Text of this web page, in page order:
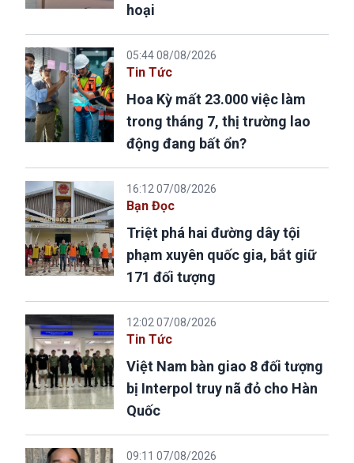
hoại
05:44 08/08/2026
Tin Tức
Hoa Kỳ mất 23.000 việc làm
trong tháng 7, thị trường lao
động đang bất ổn?
16:12 07/08/2026
Bạn Đọc
Triệt phá hai đường dây tội
phạm xuyên quốc gia, bắt giữ
171 đối tượng
12:02 07/08/2026
Tin Tức
Việt Nam bàn giao 8 đối tượng
bị Interpol truy nã đỏ cho Hàn
Quốc
09:11 07/08/2026